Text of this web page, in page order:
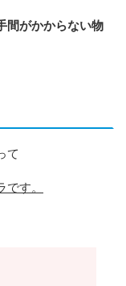
間がかからない物
て
す。